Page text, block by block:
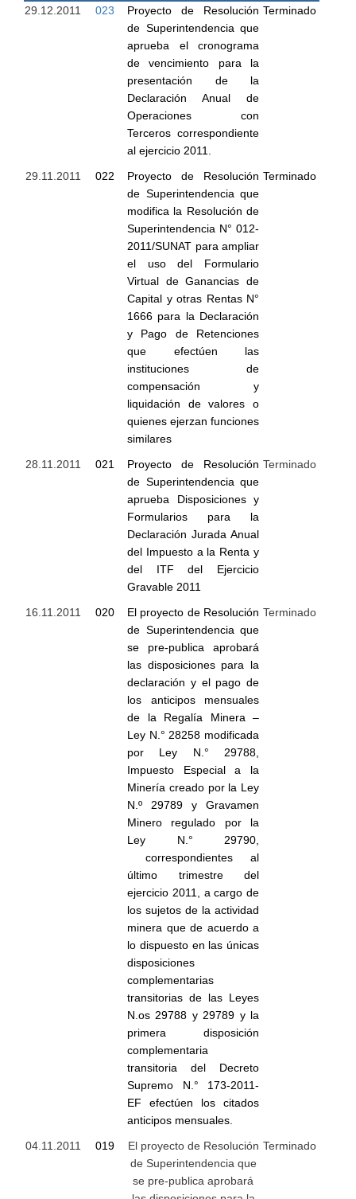
29.12.2011 023
Proyecto de Resolución
de Superintendencia que
aprueba el cronograma
de vencimiento para la
presentación de la
Declaración Anual de
Operaciones con
Terceros correspondiente
al ejercicio 2011.
Terminado
29.11.2011 022
Proyecto de Resolución
de Superintendencia que
modifica la Resolución de
Superintendencia N° 012-
2011/SUNAT para ampliar
el uso del Formulario
Virtual de Ganancias de
Capital y otras Rentas N°
1666 para la Declaración
y Pago de Retenciones
que efectúen las
instituciones de
compensación y
liquidación de valores o
quienes ejerzan funciones
similares
Terminado
28.11.2011 021
Proyecto de Resolución
de Superintendencia que
aprueba Disposiciones y
Formularios para la
Declaración Jurada Anual
del Impuesto a la Renta y
del ITF del Ejercicio
Gravable 2011
Terminado
16.11.2011 020
El proyecto de Resolución
de Superintendencia que
se pre-publica aprobará
las disposiciones para la
declaración y el pago de
los anticipos mensuales
de la Regalía Minera –
Ley N.° 28258 modificada
por Ley N.° 29788,
Impuesto Especial a la
Minería creado por la Ley
N.º 29789 y Gravamen
Minero regulado por la
Ley N.° 29790,
correspondientes al
último trimestre del
ejercicio 2011, a cargo de
los sujetos de la actividad
minera que de acuerdo a
lo dispuesto en las únicas
disposiciones
complementarias
transitorias de las Leyes
N.os 29788 y 29789 y la
primera disposición
complementaria
transitoria del Decreto
Supremo N.° 173-2011-
EF efectúen los citados
anticipos mensuales.
Terminado
04.11.2011 019
El proyecto de Resolución
de Superintendencia que
se pre-publica aprobará
Terminado